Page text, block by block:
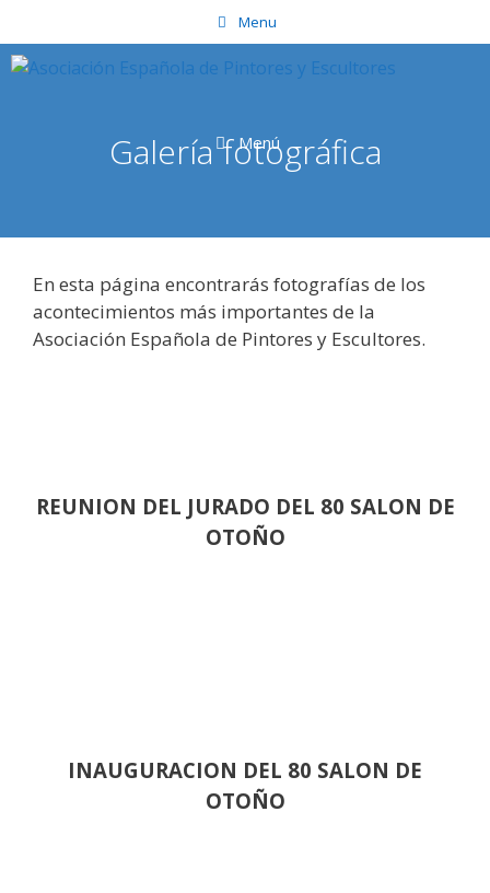
al
contenido
Menu
Menú
Galería fotográfica
En esta página encontrarás fotografías de los
acontecimientos más importantes de la
Asociación Española de Pintores y Escultores.
REUNION DEL JURADO DEL 80 SALON DE
OTOÑO
INAUGURACION DEL 80 SALON DE
OTOÑO